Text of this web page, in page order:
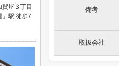
備考
取扱会社
屋３丁目
」駅 徒歩7